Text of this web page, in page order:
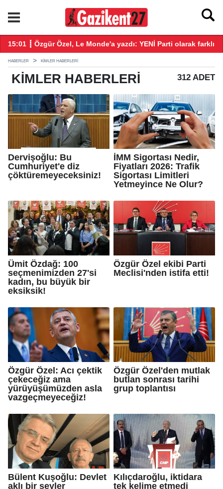
Savunma Anlaşması' imzalandı
15:01 ┋ Özgür Özel, Le Monde'a yazdı: YENİ Parti olarak farklı
HABERLER KIMLER HABERLERI
KIMLER HABERLERI 312 ADET
Dervişoğlu: Bu
Cumhuriyet'e diz
çöktüremeyeceksiniz!
İMM Sigortası Nedir,
Fiyatları 2026: Trafik
Sigortası Limitleri
Yetmeyince Ne Olur?
Ümit Özdağ: 100
seçmenimizden 27'si
kadın, bu büyük bir
eksiksik!
Özgür Özel ekibi Parti
Meclisi'nden istifa etti!
Özgür Özel: Acı çektik
çekeceğiz ama
yürüyüşümüzden asla
vazgeçmeyeceğiz!
Özgür Özel'den mutlak
butlan sonrası tarihi
grup toplantısı
Bülent Kuşoğlu: Devlet
aklı bir şeyler
Kılıçdaroğlu, iktidara
tek kelime etmedi